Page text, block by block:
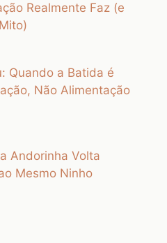
Realmente Faz (e
Quando a Batida é
Não Alimentação
Andorinha Volta
Mesmo Ninho